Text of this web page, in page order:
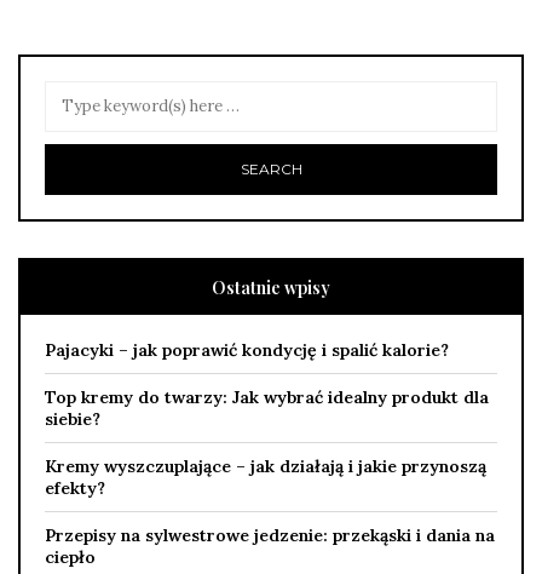
Ostatnie wpisy
Pajacyki – jak poprawić kondycję i spalić kalorie?
Top kremy do twarzy: Jak wybrać idealny produkt dla
siebie?
Kremy wyszczuplające – jak działają i jakie przynoszą
efekty?
Przepisy na sylwestrowe jedzenie: przekąski i dania na
ciepło